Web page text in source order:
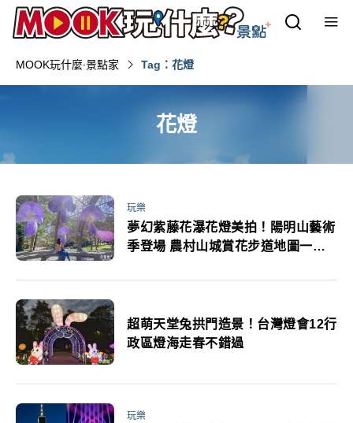
MOOK玩什麼‧景點家 Tag：花燈
花燈
玩樂
夢幻紫藤花瀑花燈美拍！陽明山藝術
季登場 農村山城賞花步道地圖一次
超萌天堂兔拱門造景！台灣燈會12行
政區燈海走春不錯過
玩樂